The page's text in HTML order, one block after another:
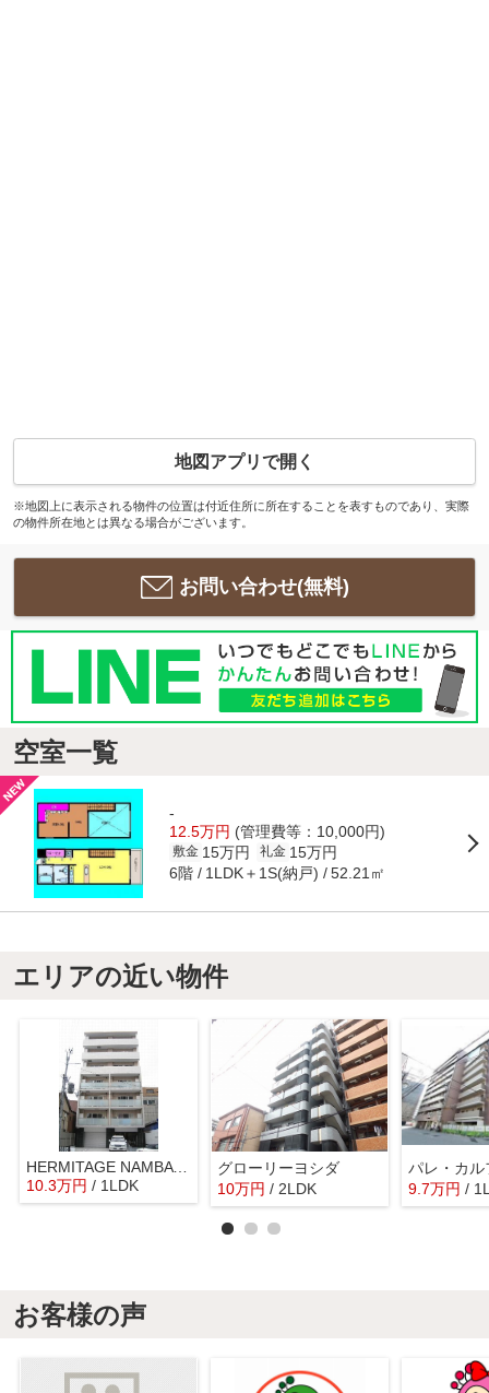
地図アプリで開く
※地図上に表示される物件の位置は付近住所に所在することを表すものであり、実際
の物件所在地とは異なる場合がございます。
お問い合わせ(無料)
空室一覧
-
12.5万円 (管理費等：10,000円)
敷金 15万円 礼金 15万円
6階 1LDK＋1S(納戸) 52.21㎡
エリアの近い物件
HERMITAGE NAMBA WEST
10.3万円 / 1LDK
グローリーヨシダ
10万円 / 2LDK
パレ・カル
9.7万円 /
お客様の声